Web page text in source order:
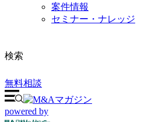
案件情報
セミナー・ナレッジ
検索
無料相談
powered by